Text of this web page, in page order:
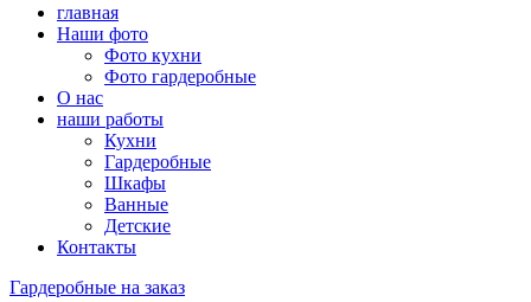
главная
Наши фото
Фото кухни
Фото гардеробные
О нас
наши работы
Кухни
Гардеробные
Шкафы
Ванные
Детские
Контакты
Гардеробные на заказ